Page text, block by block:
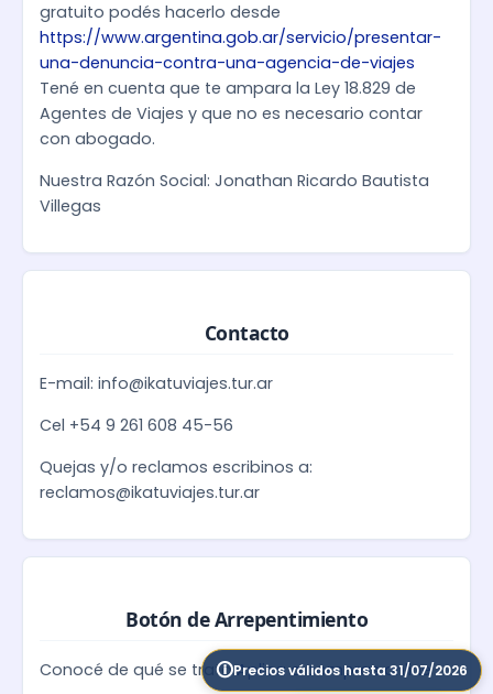
gratuito podés hacerlo desde
https://www.argentina.gob.ar/servicio/presentar-
una-denuncia-contra-una-agencia-de-viajes
Tené en cuenta que te ampara la Ley 18.829 de
Agentes de Viajes y que no es necesario contar
con abogado.
Nuestra Razón Social: Jonathan Ricardo Bautista
Villegas
Contacto
E-mail: info@ikatuviajes.tur.ar
Cel +54 9 261 608 45-56
Quejas y/o reclamos escribinos a:
reclamos@ikatuviajes.tur.ar
Botón de Arrepentimiento
Conocé de qué se trataAplica a compras online
Precios válidos hasta 31/07/2026